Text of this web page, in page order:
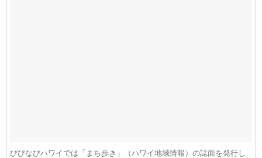
びびなびハワイでは「まち歩き」（ハワイ地域情報）の誌面を発行し